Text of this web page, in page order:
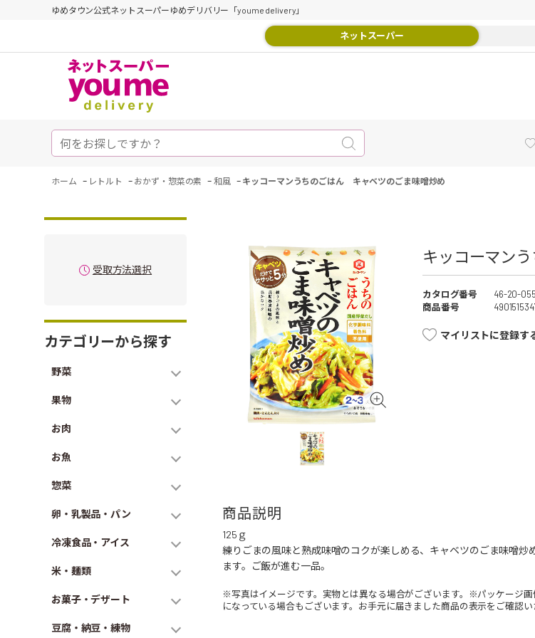
ゆめタウン公式ネットスーパーゆめデリバリー「youme delivery」
ネットスーパー
ホーム - レトルト - おかず・惣菜の素 - 和風 - キッコーマンうちのごはん キャベツのごま味噌炒め
受取方法選択
カテゴリーから探す
野菜
果物
お肉
お魚
惣菜
卵・乳製品・パン
冷凍食品・アイス
米・麺類
お菓子・デザート
豆腐・納豆・練物
キッコーマン
カタログ番号
46-20-
商品番号
マイリストに登録す
商品説明
125ｇ
練りごまの風味と熟成味噌のコクが楽しめる、キャベツのごま味噌
ます。ご飯が進む一品。
※写真はイメージです。実物とは異なる場合がございます。※パッケージ
になっている場合もございます。お手元に届きました商品の表示をご確認い